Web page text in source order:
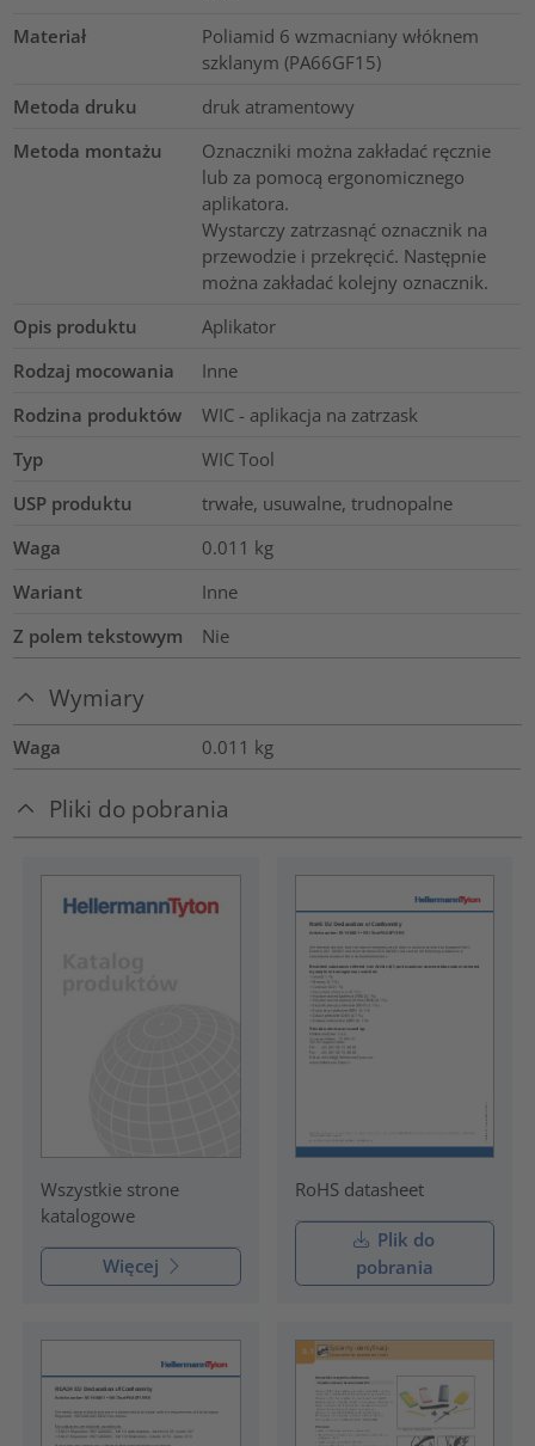
Materiał
Poliamid 6 wzmacniany włóknem
szklanym (PA66GF15)
Metoda druku
druk atramentowy
Metoda montażu
Oznaczniki można zakładać ręcznie
lub za pomocą ergonomicznego
aplikatora.
Wystarczy zatrzasnąć oznacznik na
przewodzie i przekręcić. Następnie
można zakładać kolejny oznacznik.
Opis produktu
Aplikator
Rodzaj mocowania
Inne
Rodzina produktów
WIC - aplikacja na zatrzask
Typ
WIC Tool
USP produktu
trwałe, usuwalne, trudnopalne
Waga
0.011 kg
Wariant
Inne
Z polem tekstowym
Nie
Wymiary
Waga 0.011 kg
Pliki do pobrania
Wszystkie strone
katalogowe
Więcej
RoHS datasheet
Plik do
pobrania